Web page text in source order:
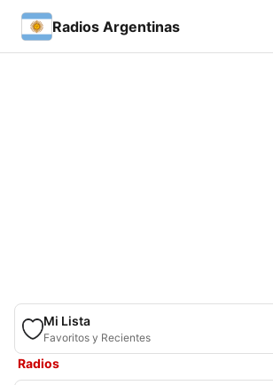
Radios Argentinas
Mi Lista
Favoritos y Recientes
Radios